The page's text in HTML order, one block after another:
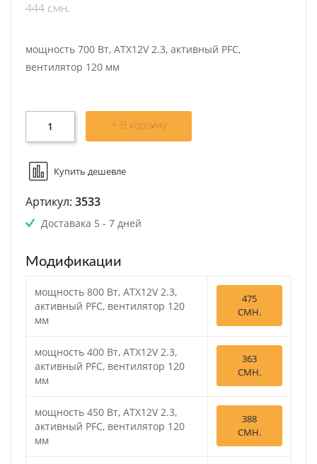
444 смн.
мощность 700 Вт, ATX12V 2.3, активный PFC,
вентилятор 120 мм
+ В корзину
Купить дешевле
Артикул: 3533
Доставака 5 - 7 дней
Модификации
мощность 800 Вт, ATX12V 2.3,
активный PFC, вентилятор 120
мм
475
СМН.
мощность 400 Вт, ATX12V 2.3,
активный PFC, вентилятор 120
мм
363
СМН.
мощность 450 Вт, ATX12V 2.3,
активный PFC, вентилятор 120
мм
388
СМН.